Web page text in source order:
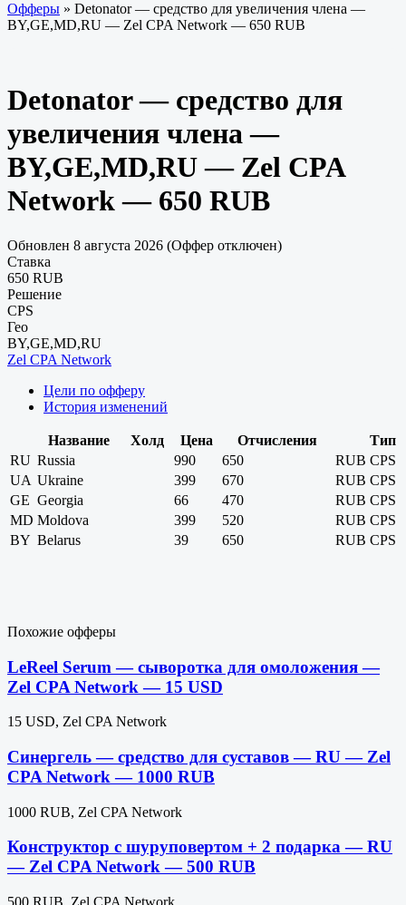
Офферы » Detonator — cредство для увеличения члена —
BY,GE,MD,RU — Zel CPA Network — 650 RUB
Detonator — cредство для
увеличения члена —
BY,GE,MD,RU — Zel CPA
Network — 650 RUB
Обновлен 8 августа 2026 (Оффер отключен)
Ставка
650 RUB
Решение
CPS
Гео
BY,GE,MD,RU
Zel CPA Network
Цели по офферу
История изменений
Название Холд Цена Отчисления
Тип
RU Russia 990 650 RUB CPS
UA Ukraine 399 670 RUB CPS
GE Georgia 66 470 RUB CPS
MD Moldova 399 520 RUB CPS
BY Belarus 39 650 RUB CPS
Похожие офферы
LeReel Serum — сыворотка для омоложения —
Zel CPA Network — 15 USD
15 USD, Zel CPA Network
Синергель — средство для суставов — RU — Zel
CPA Network — 1000 RUB
1000 RUB, Zel CPA Network
Конструктор с шуруповертом + 2 подарка — RU
— Zel CPA Network — 500 RUB